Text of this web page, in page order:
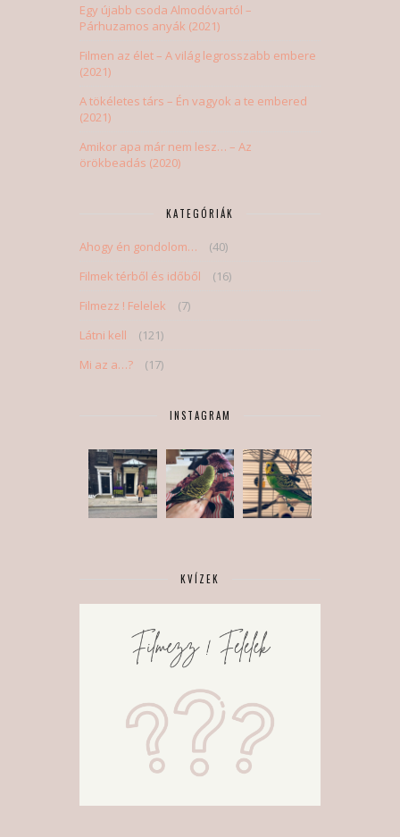
Egy újabb csoda Almodóvartól –
Párhuzamos anyák (2021)
Filmen az élet – A világ legrosszabb embere
(2021)
A tökéletes társ – Én vagyok a te embered
(2021)
Amikor apa már nem lesz… – Az
örökbeadás (2020)
KATEGÓRIÁK
Ahogy én gondolom…
(40)
Filmek térből és időből
(16)
Filmezz ! Felelek
(7)
Látni kell
(121)
Mi az a…?
(17)
INSTAGRAM
KVÍZEK